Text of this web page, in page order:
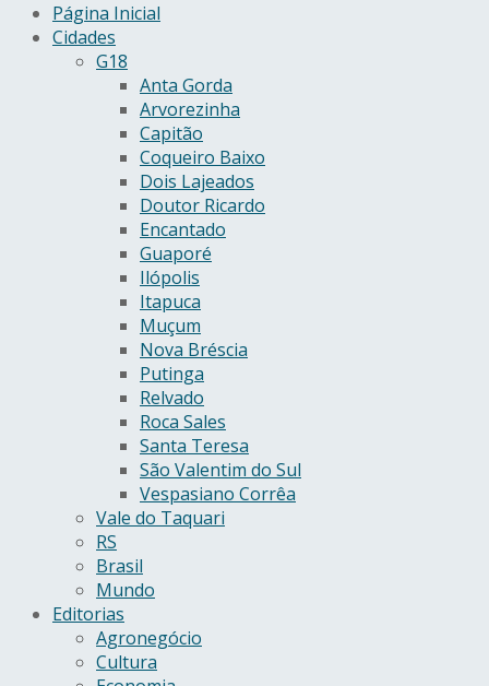
Página Inicial
Cidades
G18
Anta Gorda
Arvorezinha
Capitão
Coqueiro Baixo
Dois Lajeados
Doutor Ricardo
Encantado
Guaporé
Ilópolis
Itapuca
Muçum
Nova Bréscia
Putinga
Relvado
Roca Sales
Santa Teresa
São Valentim do Sul
Vespasiano Corrêa
Vale do Taquari
RS
Brasil
Mundo
Editorias
Agronegócio
Cultura